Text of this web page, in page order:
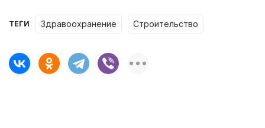
ТЕГИ Здравоохранение строительство